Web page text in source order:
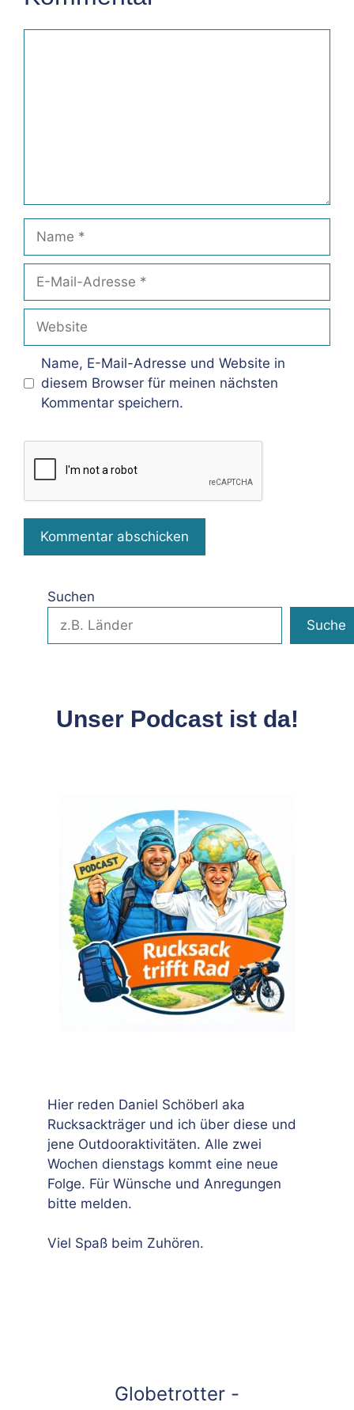
Mail-
Adresse
Name, E-Mail-Adresse und Website in
diesem Browser für meinen nächsten
Kommentar speichern.
Suchen
Suche
Unser Podcast ist da!
Hier reden Daniel Schöberl aka
Rucksackträger und ich über diese und
jene Outdooraktivitäten. Alle zwei
Wochen dienstags kommt eine neue
Folge. Für Wünsche und Anregungen
bitte melden.
Viel Spaß beim Zuhören.
Globetrotter -